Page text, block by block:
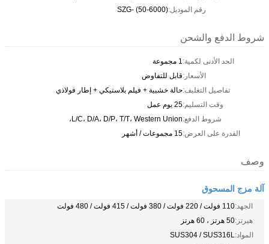
رقم الموديل:SZG- (50-6000)
شروط الدفع والشحن
الحد الأدنى لكمية:1 مجموعة
الأسعار:قابل للتفاوض
تفاصيل التغليف:حالة خشبية + فيلم بلاستيكي + إطار فولاذي
وقت التسليم:25 يوم عمل
شروط الدفع:L/C، D/A، D/P، T/T، Western Union،
القدرة على العرض:15 مجموعات / أشهر
وصف
آلة مزج المسحوق
الجهد:110 فولت / 220 فولت / 380 فولت / 415 فولت / 480 فولت
هيرتز:50 هرتز ، 60 هرتز
المواد:SUS304 / SUS316L